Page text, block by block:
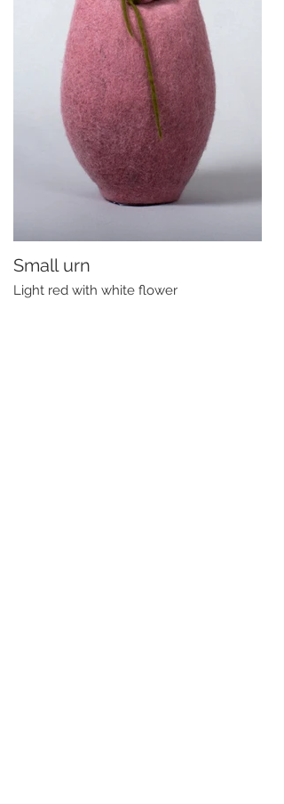
Small urn
Light red with white flower